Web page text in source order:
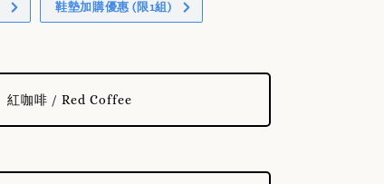
鞋墊加購優惠 (限1組)
紅咖啡 / Red Coffee